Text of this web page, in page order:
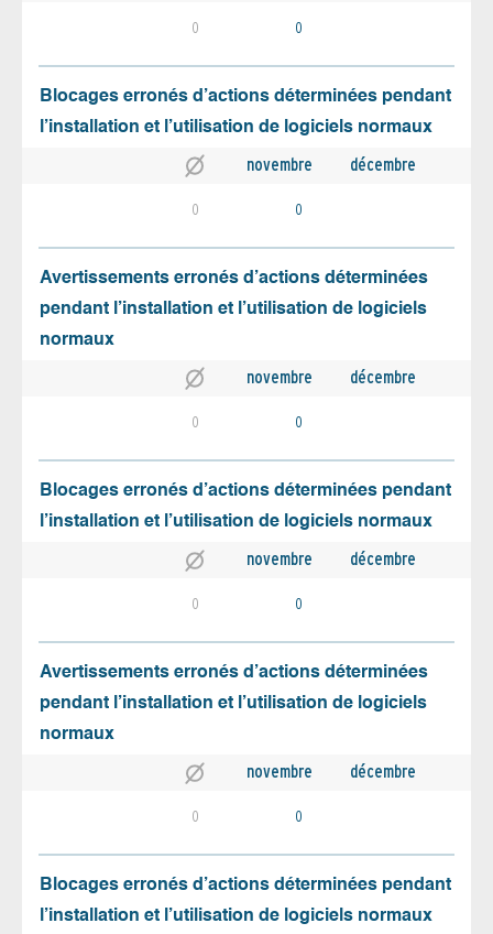
0 0
Blocages erronés d’actions déterminées pendant
l’installation et l’utilisation de logiciels normaux
novembre décembre
0 0
Avertissements erronés d’actions déterminées
pendant l’installation et l’utilisation de logiciels
normaux
novembre décembre
0 0
Blocages erronés d’actions déterminées pendant
l’installation et l’utilisation de logiciels normaux
novembre décembre
0 0
Avertissements erronés d’actions déterminées
pendant l’installation et l’utilisation de logiciels
normaux
novembre décembre
0 0
Blocages erronés d’actions déterminées pendant
l’installation et l’utilisation de logiciels normaux